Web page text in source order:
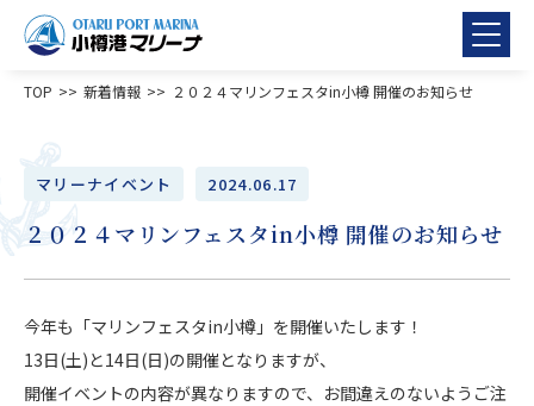
TOP 新着情報 ２０２４マリンフェスタin小樽 開催のお知らせ
マリーナイベント 2024.06.17
２０２４マリンフェスタin小樽 開催のお知らせ
今年も「マリンフェスタin小樽」を開催いたします！
13日(土)と14日(日)の開催となりますが、
開催イベントの内容が異なりますので、お間違えのないようご注